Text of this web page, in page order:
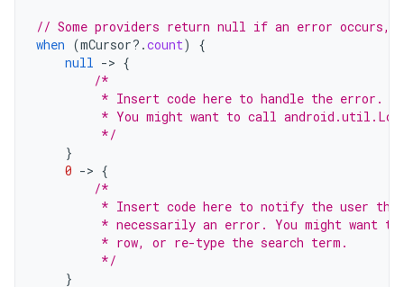
// Some providers return null if an error occurs,
when (mCursor?.count)
{
null -> {
/*
* Insert code here to handle the error.
* You might want to call
         */
}
0 -> {
/*
* Insert code here to notify the user
* necessarily an error. You might want
         * row, or re-type the search term.
         */
}